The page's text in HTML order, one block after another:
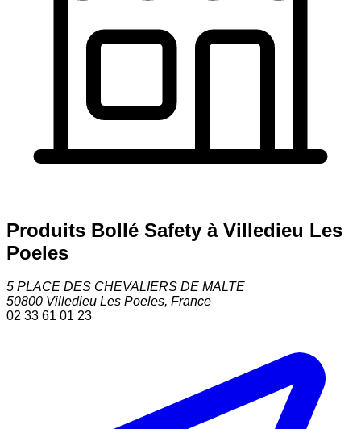
Produits Bollé Safety à Villedieu Les
Poeles
5 PLACE DES CHEVALIERS DE MALTE
50800 Villedieu Les Poeles, France
02 33 61 01 23